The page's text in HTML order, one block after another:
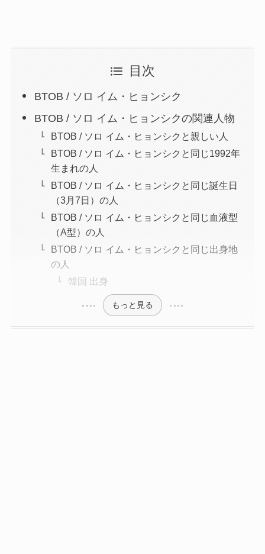
目次
BTOB / ソロ イム・ヒョンシク
BTOB / ソロ イム・ヒョンシクの関連人物
BTOB / ソロ イム・ヒョンシクと親しい人
BTOB / ソロ イム・ヒョンシクと同じ1992年
生まれの人
BTOB / ソロ イム・ヒョンシクと同じ誕生日
（3月7日）の人
BTOB / ソロ イム・ヒョンシクと同じ血液型
（A型）の人
BTOB / ソロ イム・ヒョンシクと同じ出身地
の人
韓国 出身
もっと見る